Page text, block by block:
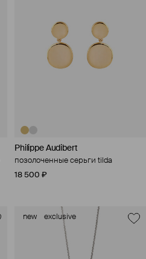
Philippe Audibert
позолоченные серьги tilda
18 500 ₽
new exclusive